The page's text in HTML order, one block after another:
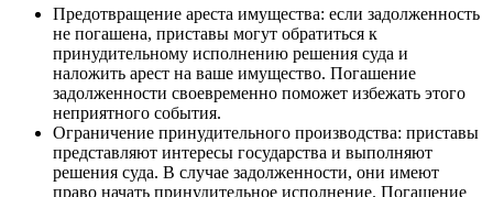
Предотвращение ареста имущества: если задолженность
не погашена, приставы могут обратиться к
принудительному исполнению решения суда и
наложить арест на ваше имущество. Погашение
задолженности своевременно поможет избежать этого
неприятного события.
Ограничение принудительного производства: приставы
представляют интересы государства и выполняют
решения суда. В случае задолженности, они имеют
право начать принудительное исполнение. Погашение